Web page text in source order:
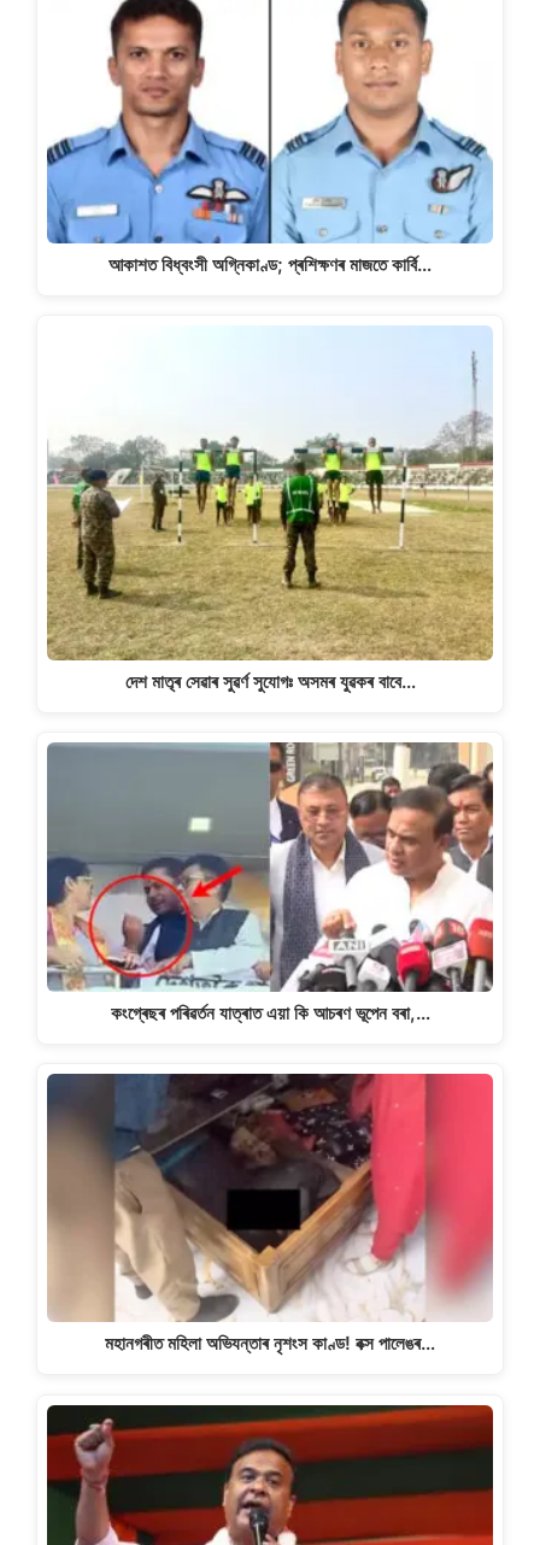
আকাশত বিধ্বংসী অগ্নিকাণ্ড; প্ৰশিক্ষণৰ মাজতে কাৰ্বি…
দেশ মাতৃৰ সেৱাৰ সুৱৰ্ণ সুযোগঃ অসমৰ যুৱকৰ বাবে…
কংগ্ৰেছৰ পৰিৱৰ্তন যাত্ৰাত এয়া কি আচৰণ ভূপেন বৰা,…
মহানগৰীত মহিলা অভিযন্তাৰ নৃশংস কাণ্ড! বক্স পালেঙৰ…